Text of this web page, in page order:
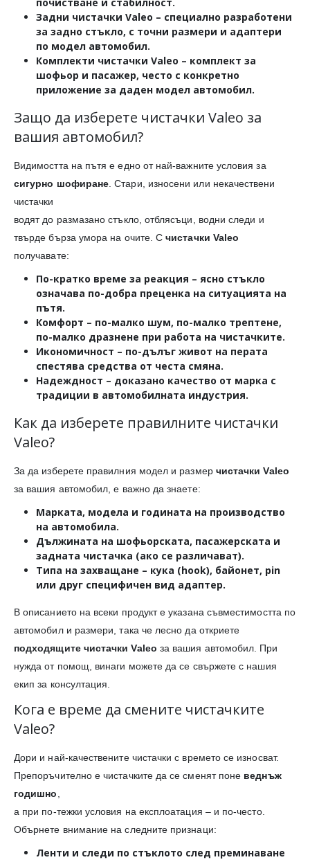
Задни чистачки Valeo – специално разработени
за задно стъкло, с точни размери и адаптери
по модел автомобил.
Комплекти чистачки Valeo – комплект за
шофьор и пасажер, често с конкретно
приложение за даден модел автомобил.
Защо да изберете чистачки Valeo за
вашия автомобил?
Видимостта на пътя е едно от най-важните условия за
сигурно шофиране . Стари, износени или некачествени
чистачки
водят до размазано стъкло, отблясъци, водни следи и
твърде бърза умора на очите. Счистачки Valeo
получавате:
По-кратко време за реакция – ясно стъкло
означава по-добра преценка на ситуацията на
пътя.
Комфорт – по-малко шум, по-малко трептене,
по-малко дразнене при работа на чистачките.
Икономичност – по-дълъг живот на перата
спестява средства от честа смяна.
Надеждност – доказано качество от марка с
традиции в автомобилната индустрия.
Как да изберете правилните чистачки
Valeo?
За да изберете правилния модел и размер чистачки Valeo
за вашия автомобил, е важно да знаете:
Марката, модела и годината на производство
на автомобила.
Дължината на шофьорската, пасажерската и
задната чистачка (ако се различават).
Типа на захващане – кука (hook), байонет, pin
или друг специфичен вид адаптер.
В описанието на всеки продукт е указана съвместимостта по
автомобил и размери, така че лесно да откриете
подходящите чистачки Valeo за вашия автомобил. При
нужда от помощ, винаги можете да се свържете с нашия
екип за консултация.
Кога е време да смените чистачките
Valeo?
Дори и най-качествените чистачки с времето се износват.
Препоръчително е чистачките да се сменят поне веднъж
годишно
а при по-тежки условия на експлоатация – и по-често.
Обърнете внимание на следните признаци:
Ленти и следи по стъклото след преминаване